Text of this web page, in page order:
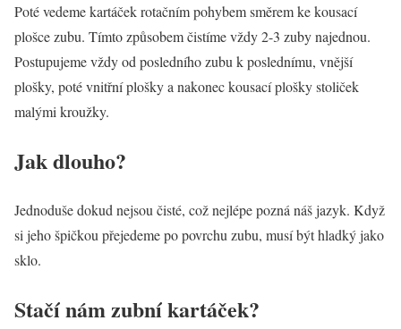
Poté vedeme kartáček rotačním pohybem směrem ke kousací
plošce zubu. Tímto způsobem čistíme vždy 2-3 zuby najednou.
Postupujeme vždy od posledního zubu k poslednímu, vnější
plošky, poté vnitřní plošky a nakonec kousací plošky stoliček
malými kroužky.
Jak dlouho?
Jednoduše dokud nejsou čisté, což nejlépe pozná náš jazyk. Když
si jeho špičkou přejedeme po povrchu zubu, musí být hladký jako
sklo.
Stačí nám zubní kartáček?